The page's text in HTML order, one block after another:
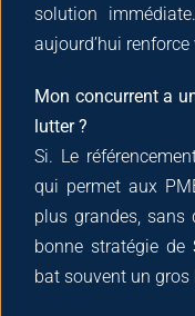
solution
aujourd’hui
Mon concurrent a
lutter ?
Si. Le
qui permet aux
plus grandes, sans
bonne stratégie de
bat souvent un